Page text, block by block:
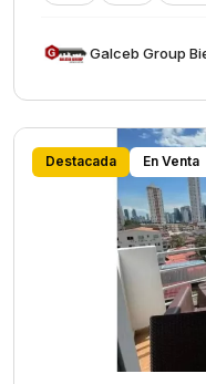
Destacada En Venta